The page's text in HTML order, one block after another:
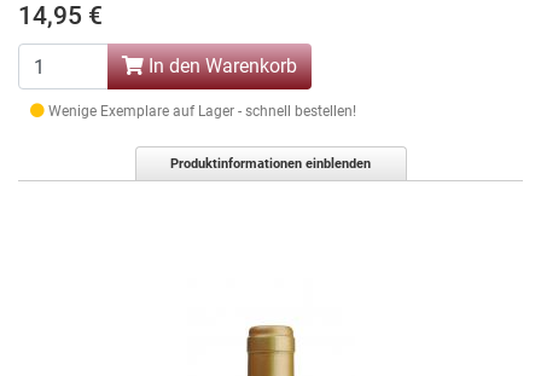
14,95 €
In den Warenkorb
Wenige Exemplare auf Lager - schnell bestellen!
Produktinformationen einblenden